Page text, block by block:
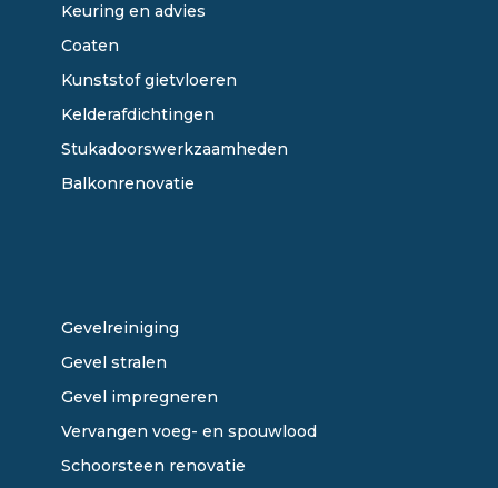
Keuring en advies
Coaten
Kunststof gietvloeren
Kelderafdichtingen
Stukadoorswerkzaamheden
Balkonrenovatie
Gevelreiniging
Gevel stralen
Gevel impregneren
Vervangen voeg- en spouwlood
Schoorsteen renovatie